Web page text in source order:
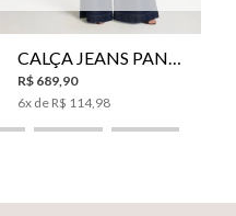
R$ 689 90
6x de R$ 114, 98